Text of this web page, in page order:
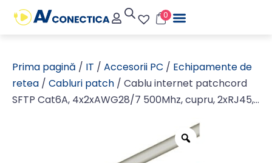
0
Prima pagină / IT / Accesorii PC / Echipamente de
retea / Cabluri patch / Cablu internet patchcord
SFTP Cat6A, 4x2xAWG28/7 500Mhz, cupru, 2xRJ45,